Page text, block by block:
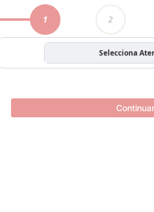
1 2
Selecciona
Continuar